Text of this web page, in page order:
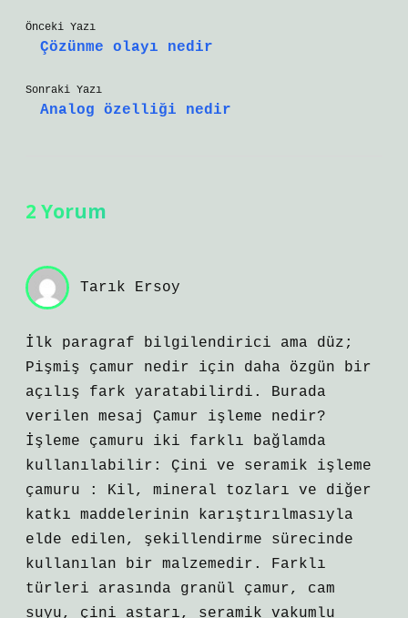
Önceki Yazı
Çözünme olayı nedir
Sonraki Yazı
Analog özelliği nedir
2 Yorum
Tarık Ersoy
İlk paragraf bilgilendirici ama düz;
Pişmiş çamur nedir için daha özgün bir
açılış fark yaratabilirdi. Burada
verilen mesaj Çamur işleme nedir?
İşleme çamuru iki farklı bağlamda
kullanılabilir: Çini ve seramik işleme
çamuru : Kil, mineral tozları ve diğer
katkı maddelerinin karıştırılmasıyla
elde edilen, şekillendirme sürecinde
kullanılan bir malzemedir. Farklı
türleri arasında granül çamur, cam
suyu, çini astarı, seramik vakumlu